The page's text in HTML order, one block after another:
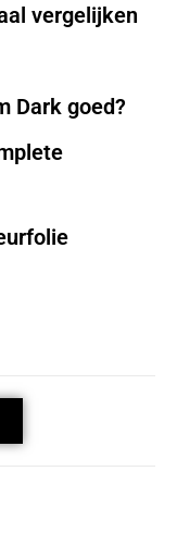
vergelijken
Dark goed?